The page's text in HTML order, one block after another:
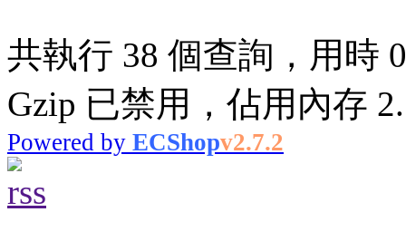
共執行 38 個查詢，用時
Gzip 已禁用，佔用內存
Powered by ECShopv2.7.2